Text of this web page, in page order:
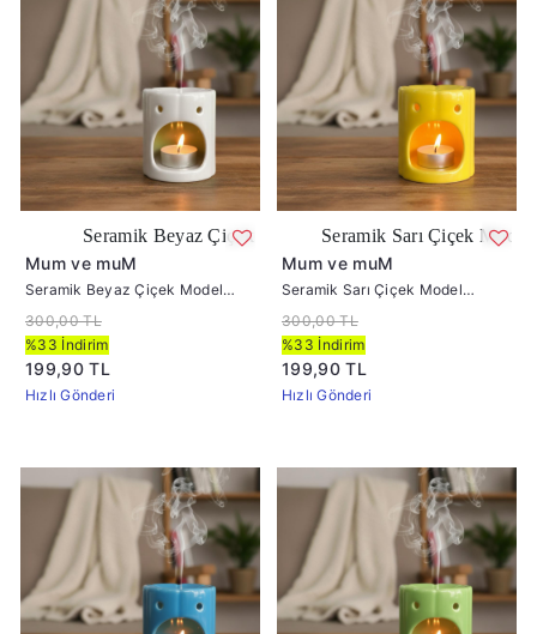
Beyaz Çiçek Model Buhurdanlık
Mum ve muM
Seramik Beyaz Çiçek Model
Buhurdanlık
300,00 TL
%33 İndirim
199,90 TL
Hızlı Gönderi
Seramik Sarı Çiçek Model Buhurdanlık
Mum ve muM
Seramik Sarı Çiçek Model
Buhurdanlık
300,00 TL
%33 İndirim
199,90 TL
Hızlı Gönderi